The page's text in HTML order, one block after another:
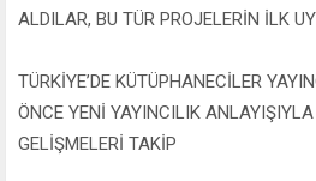
ALDILAR, BU TÜR PROJELERİN İLK
TÜRKİYE’DE KÜTÜPHANECİLER
ÖNCE YENİ YAYINCILIK
GELİŞMELERİ TAKİP